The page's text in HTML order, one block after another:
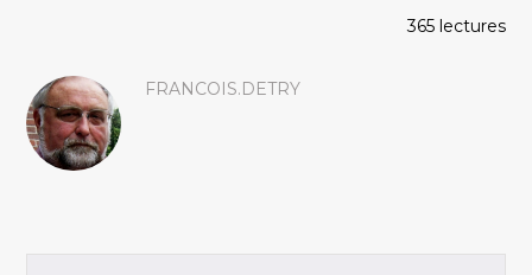
365 lectures
FRANCOIS.DETRY